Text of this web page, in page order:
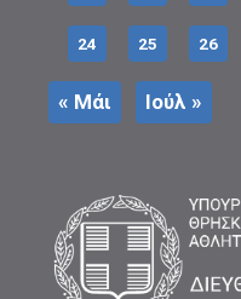
24 25 26
« Μάι Ιούλ »